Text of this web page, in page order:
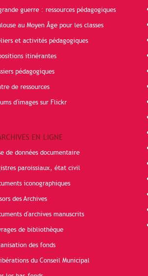
guerre : ressources pédagogiques
au Moyen Âge pour les classes
et activités pédagogiques
itinérantes
pédagogiques
de ressources
d'images sur Flickr
EN LIGNE
de données documentaire
paroissiaux, état civil
iconographiques
des Archives
d'archives manuscrits
de bibliothèque
des fonds
du Conseil Municipal